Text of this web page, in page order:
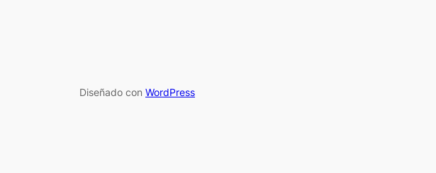
Diseñado con WordPress